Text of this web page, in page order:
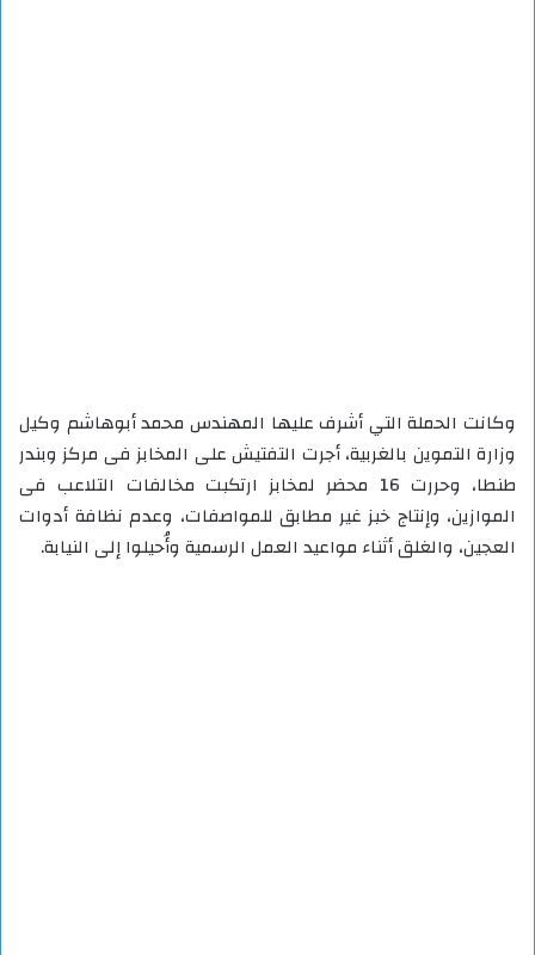
وكانت الحملة التي أشرف عليها المهندس محمد أبوهاشم وكيل
وزارة التموين بالغربية، أجرت التفتيش على المخابز فى مركز وبندر
طنطا، وحررت 16 محضر لمخابز ارتكبت مخالفات التلاعب فى
الموازين، وإنتاج خبز غير مطابق للمواصفات، وعدم نظافة أدوات
العجين، والغلق أثناء مواعيد العمل الرسمية وأُحيلوا إلى النيابة.